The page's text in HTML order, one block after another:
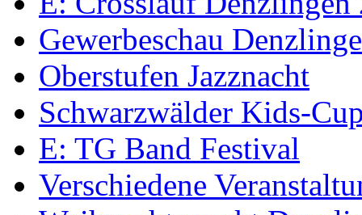
Gewerbeschau
Oberstufen Jazznacht
Schwarzwälder Kids-
E: TG Band Festival
Verschiedene